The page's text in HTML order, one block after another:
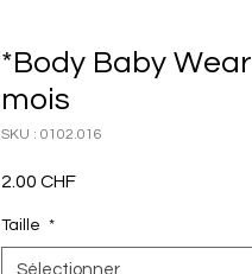
*Body Baby Wear
mois
SKU : 0102.016
2.00 CHFPrix
Taille *
Sélectionner